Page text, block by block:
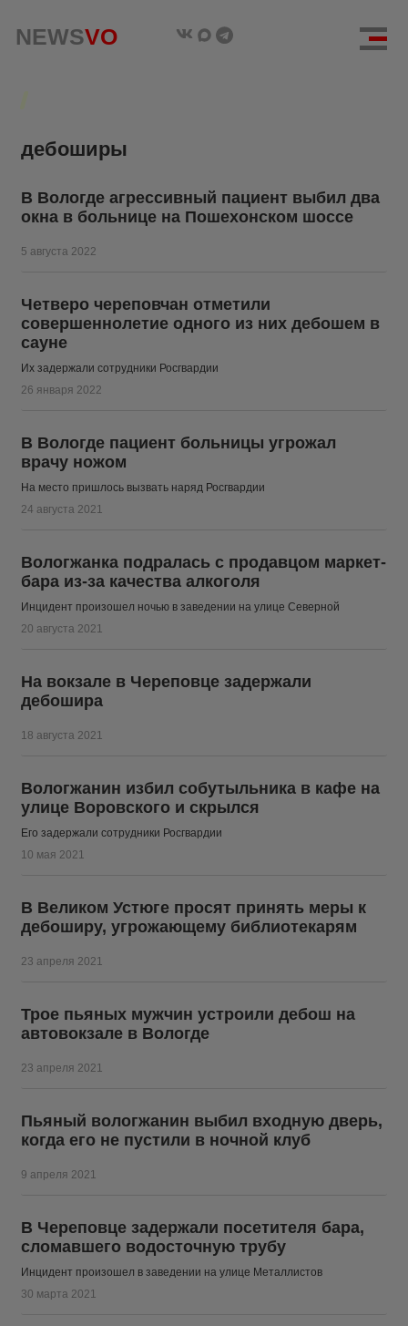
NEWSVO
NEWSVO
дебоширы
В Вологде агрессивный пациент выбил два
окна в больнице на Пошехонском шоссе
5 августа 2022
Четверо череповчан отметили
совершеннолетие одного из них дебошем в
сауне
Их задержали сотрудники Росгвардии
26 января 2022
В Вологде пациент больницы угрожал
врачу ножом
На место пришлось вызвать наряд Росгвардии
24 августа 2021
Вологжанка подралась с продавцом маркет-
бара из-за качества алкоголя
Инцидент произошел ночью в заведении на улице Северной
20 августа 2021
На вокзале в Череповце задержали
дебошира
18 августа 2021
Вологжанин избил собутыльника в кафе на
улице Воровского и скрылся
Его задержали сотрудники Росгвардии
10 мая 2021
В Великом Устюге просят принять меры к
дебоширу, угрожающему библиотекарям
23 апреля 2021
Трое пьяных мужчин устроили дебош на
автовокзале в Вологде
23 апреля 2021
Пьяный вологжанин выбил входную дверь,
когда его не пустили в ночной клуб
9 апреля 2021
В Череповце задержали посетителя бара,
сломавшего водосточную трубу
Инцидент произошел в заведении на улице Металлистов
30 марта 2021